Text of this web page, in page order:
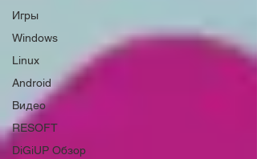
Игры
Windows
Linux
Android
Видео
RESOFT
DiGiUP Обзор